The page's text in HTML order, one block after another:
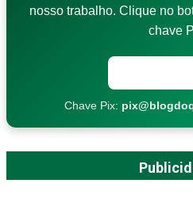
nosso trabalho. Clique no
chave
Chave Pix: